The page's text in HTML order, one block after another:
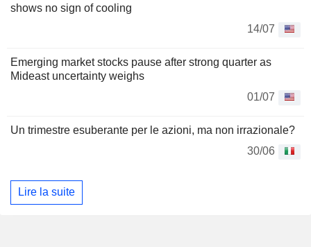
shows no sign of cooling
14/07
Emerging market stocks pause after strong quarter as
Mideast uncertainty weighs
01/07
Un trimestre esuberante per le azioni, ma non irrazionale?
30/06
Lire la suite